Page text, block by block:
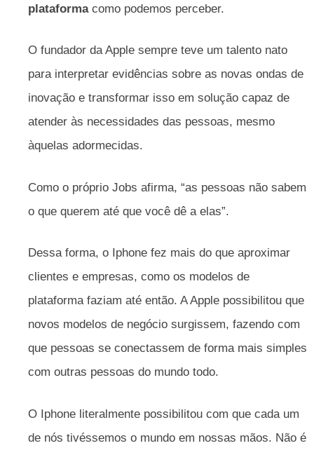
plataformacomo podemos perceber.
O fundador da Apple sempre teve um talento nato
para interpretar evidências sobre as novas ondas de
inovação e transformar isso em solução capaz de
atender às necessidades das pessoas, mesmo
àquelas adormecidas.
Como o próprio Jobs afirma, “as pessoas não sabem
o que querem até que você dê a elas”.
Dessa forma, o Iphone fez mais do que aproximar
clientes e empresas, como os modelos de
plataforma faziam até então. A Apple possibilitou que
novos modelos de negócio surgissem, fazendo com
que pessoas se conectassem de forma mais simples
com outras pessoas do mundo todo.
O Iphone literalmente possibilitou com que cada um
de nós tivéssemos o mundo em nossas mãos. Não é